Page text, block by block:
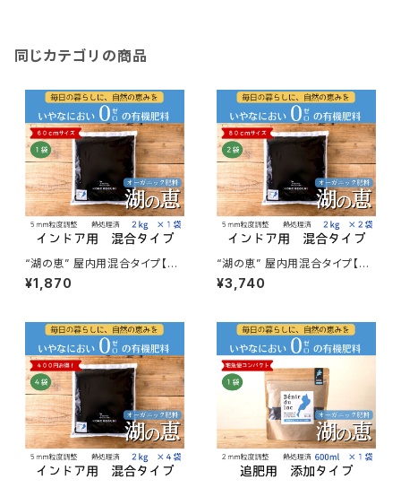
同じカテゴリの商品
“湖の恵” 屋内用混合タイプ【１
袋用】
¥1,870
“湖の恵” 屋内用混合タイプ【２
袋セット】
¥3,740